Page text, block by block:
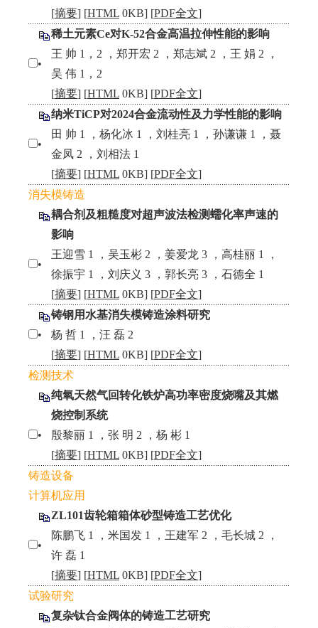
[摘要] [HTML 0KB] [PDF全文]
稀土元素Ce对K-52合金高温拉伸性能的影响
•
王 帅 1，2 ，郑开宏 2 ，郑志斌 2 ，王 娟 2 ，
吴 伟 1，2
[摘要] [HTML 0KB] [PDF全文]
纳米TiCP对2024合金流动性及力学性能的影响
•
田 帅 1 ，杨化冰 1 ，刘桂亮 1 ，孙谦谦 1 ，聂
金凤 2 ，刘相法 1
[摘要] [HTML 0KB] [PDF全文]
消失模铸造
耦合剂及粗糙度对超声波法检测蠕化率声速的
影响
•
王迎雪 1 ，吴玉彬 2 ，姜爱龙 3 ，高桂丽 1 ，
徐振宇 1 ，刘庆义 3 ，郭长亮 3 ，石德全 1
[摘要] [HTML 0KB] [PDF全文]
铸钢用水基消失模铸造涂料研究
•
杨 哲 1 ，汪 磊 2
[摘要] [HTML 0KB] [PDF全文]
检测技术
纯氧天然气回转化铁炉高功率密度烧嘴及其燃
烧控制系统
•
殷黎丽 1 ，张 明 2 ，杨 彬 1
[摘要] [HTML 0KB] [PDF全文]
铸造设备
计算机应用
ZL101齿轮箱箱体砂型铸造工艺优化
•
陈鹏飞 1 ，米国发 1 ，王建军 2 ，毛长城 2 ，
许 磊 1
[摘要] [HTML 0KB] [PDF全文]
试验研究
复杂钛合金阀体的铸造工艺研究